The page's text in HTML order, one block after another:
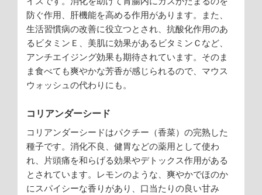
防ぐ作用、肝機能を高める作用があります。また、
生活習慣病の改善に役立つとされ、抗酸化作用のあ
るビタミンＥ、美肌に効果があるビタミンＣなど、
アンチエイジング効果も期待されています。そのま
ま食べても爽やかな芳香が感じられるので、マウス
ウォッシュの代わりにも。
コリアンダーシード
コリアンダーシードはパクチー（香菜）の完熟した
種子です。消化不良、健胃などの薬用として使わ
れ、片頭痛を和らげる効果やデトックス作用がある
とされています。レモンのような、爽やかでほのか
にスパイシーな香りがあり、口当たりの良い甘み